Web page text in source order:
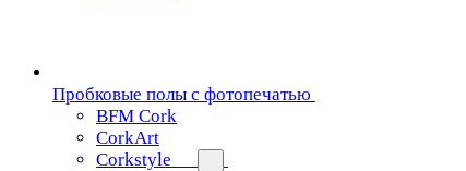
Пробковые полы с фотопечатью
BFM Cork
CorkArt
Corkstyle